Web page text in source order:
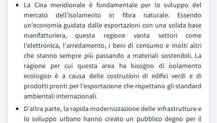
La Cina meridionale è fondamentale per lo sviluppo del
mercato dell'isolamento in fibra naturale. Essendo
un'economia guidata dalle esportazioni con una solida base
manifatturiera, questa regione vanta settori come
l'elettronica, l'arredamento, i beni di consumo e molti altri
che stanno sempre più passando a materiali sostenibili. La
ragione per cui questa area ha bisogno di isolamento
ecologico è a causa delle costruzioni di edifici verdi e di
prodotti pronti per l'esportazione che rispettano gli standard
ambientali internazionali.
D'altra parte, la rapida modernizzazione delle infrastrutture e
lo sviluppo urbano hanno creato un pubblico degno per il